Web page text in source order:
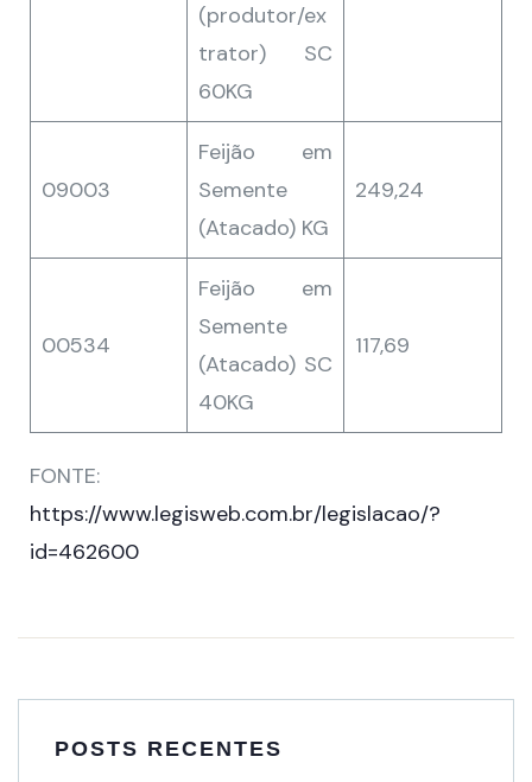
(produtor/ex
trator) SC
60KG
09003
Feijão em
Semente
(Atacado) KG
249,24
00534
Feijão em
Semente
(Atacado) SC
40KG
117,69
FONTE:
https://www.legisweb.com.br/legislacao/?
id=462600
POSTS RECENTES